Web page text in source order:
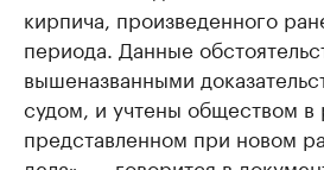
кирпича, произведенного
периода. Данные
вышеназванными
судом, и учтены обществом в
представленном при новом